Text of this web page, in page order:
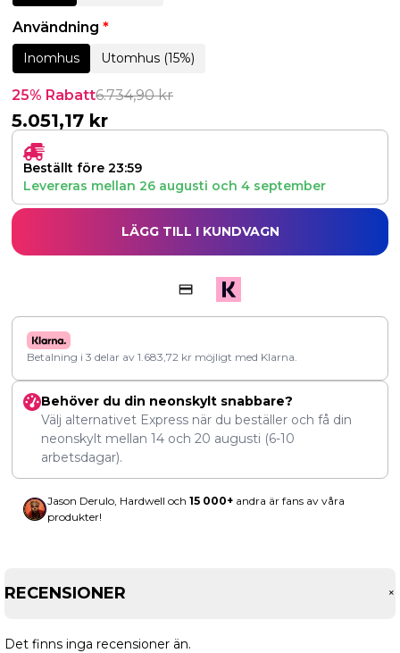
Användning *
Inomhus Utomhus (15%)
25% Rabatt6.734,90kr
5.051,17 kr
Beställt före 23:59
Levereras mellan 26 augusti och 4 september
LÄGG TILL I KUNDVAGN
Betalning i 3 delar av 1.683,72 kr möjligt med Klarna.
Behöver du din neonskylt snabbare?
Välj alternativet Express när du beställer och få din
neonskylt mellan 14 och 20 augusti (6-10
arbetsdagar).
Jason Derulo, Hardwell och 15 000+ andra är fans av våra
produkter!
RECENSIONER +
Det finns inga recensioner än.